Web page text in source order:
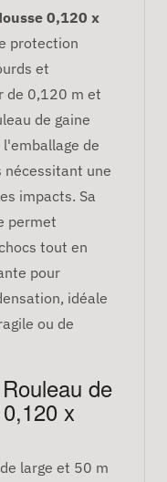
0,120 x
protection
et
de 0,120 m et
de gaine
de
nécessitant une
impacts. Sa
permet
tout en
pour
idéale
ou de
de
x
large et 50 m